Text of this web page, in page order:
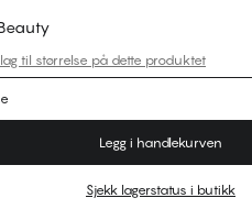
til størrelse på dette produktet
Legg i handlekurven
Sjekk lagerstatus i butikk